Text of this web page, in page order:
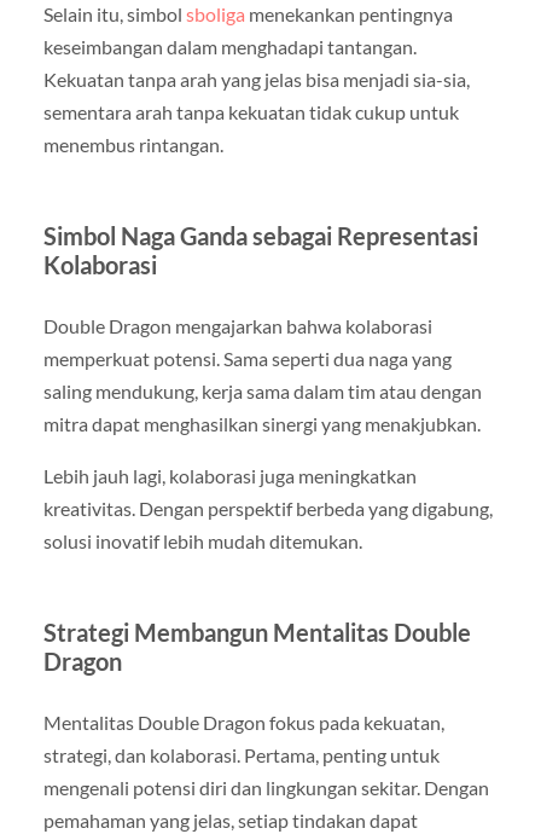
Selain itu, simbol sboliga menekankan pentingnya
keseimbangan dalam menghadapi tantangan.
Kekuatan tanpa arah yang jelas bisa menjadi sia-sia,
sementara arah tanpa kekuatan tidak cukup untuk
menembus rintangan.
Simbol Naga Ganda sebagai Representasi
Kolaborasi
Double Dragon mengajarkan bahwa kolaborasi
memperkuat potensi. Sama seperti dua naga yang
saling mendukung, kerja sama dalam tim atau dengan
mitra dapat menghasilkan sinergi yang menakjubkan.
Lebih jauh lagi, kolaborasi juga meningkatkan
kreativitas. Dengan perspektif berbeda yang digabung,
solusi inovatif lebih mudah ditemukan.
Strategi Membangun Mentalitas Double
Dragon
Mentalitas Double Dragon fokus pada kekuatan,
strategi, dan kolaborasi. Pertama, penting untuk
mengenali potensi diri dan lingkungan sekitar. Dengan
pemahaman yang jelas, setiap tindakan dapat